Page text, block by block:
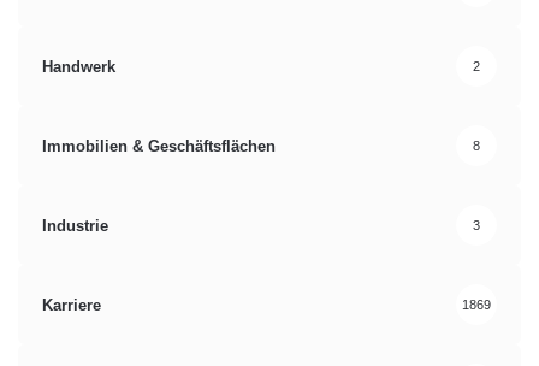
Handwerk 2
Immobilien & Geschäftsflächen 8
Industrie 3
Karriere 1869